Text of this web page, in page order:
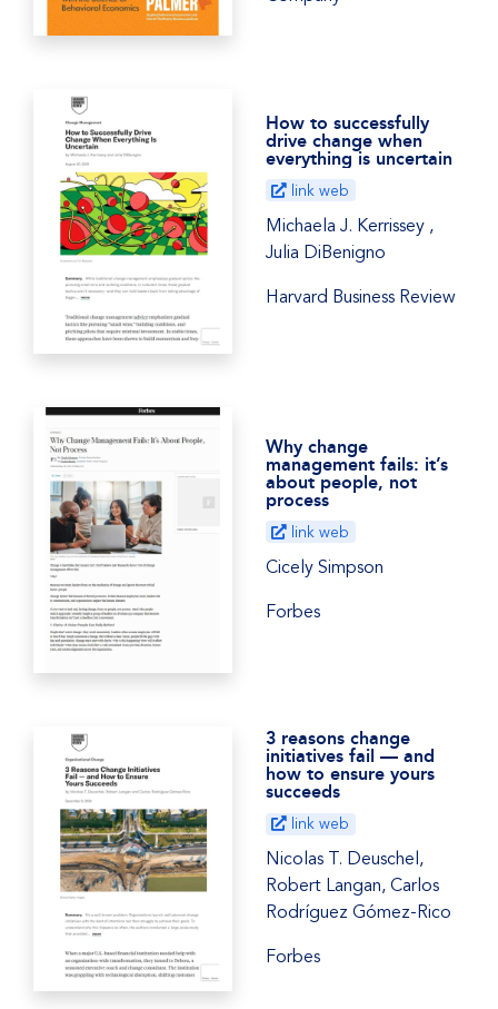
How to successfully
drive change when
everything is uncertain
link web
Michaela J. Kerrissey ,
Julia DiBenigno
Harvard Business Review
Why change
management fails: it’s
about people, not
process
link web
Cicely Simpson
Forbes
3 reasons change
initiatives fail — and
how to ensure yours
succeeds
link web
Nicolas T. Deuschel,
Robert Langan, Carlos
Rodríguez Gómez-Rico
Forbes